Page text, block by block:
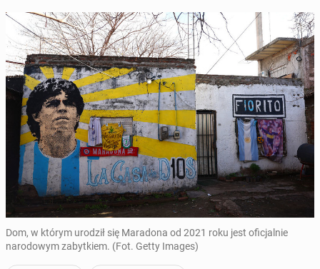
Dom, w którym urodził się Maradona od 2021 roku jest oficjalnie
narodowym zabytkiem. (Fot. Getty Images)